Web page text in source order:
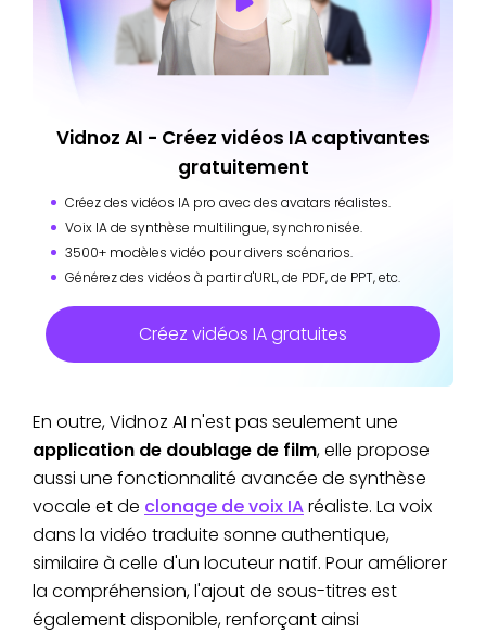
Vidnoz AI - Créez vidéos IA captivantes
gratuitement
Créez des vidéos IA pro avec des avatars réalistes.
Voix IA de synthèse multilingue, synchronisée.
3500+ modèles vidéo pour divers scénarios.
Générez des vidéos à partir d'URL, de PDF, de PPT, etc.
Créez vidéos IA gratuites
En outre, Vidnoz AI n'est pas seulement une
application de doublage de film, elle propose
aussi une fonctionnalité avancée de synthèse
vocale et de clonage de voix IAréaliste. La voix
dans la vidéo traduite sonne authentique,
similaire à celle d'un locuteur natif. Pour améliorer
la compréhension, l'ajout de sous-titres est
également disponible, renforçant ainsi